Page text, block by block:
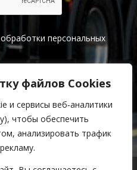
файлов Сookies
и сервисы веб‑аналитики
чтобы обеспечить
анализировать трафик
персональных